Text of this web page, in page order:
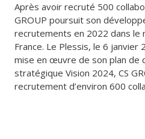
Après avoir recruté 500
GROUP poursuit son
recrutements en 2022 dans le
France. Le Plessis, le 6 janvier
mise en œuvre de son plan de
stratégique Vision 2024, CS
recrutement d’environ 600